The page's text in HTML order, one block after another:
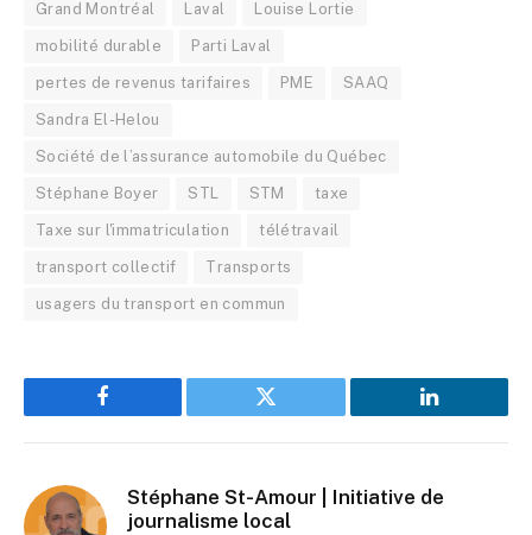
Grand Montréal Laval Louise Lortie
mobilité durable Parti Laval
pertes de revenus tarifaires PME SAAQ
Sandra El-Helou
Société de l’assurance automobile du Québec
Stéphane Boyer STL STM taxe
Taxe sur l'immatriculation télétravail
transport collectif Transports
usagers du transport en commun
Facebook Twitter LinkedIn
Stéphane St-Amour | Initiative de
journalisme local